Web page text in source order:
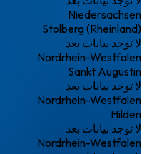
Niedersachsen
Stolberg (Rheinland)
لا توجد بيانات بعد
Nordrhein-Westfalen
Sankt Augustin
لا توجد بيانات بعد
Nordrhein-Westfalen
Hilden
لا توجد بيانات بعد
Nordrhein-Westfalen